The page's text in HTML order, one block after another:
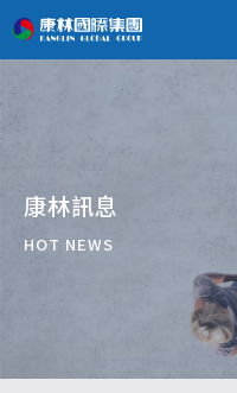
康林訊息
HOT NEWS